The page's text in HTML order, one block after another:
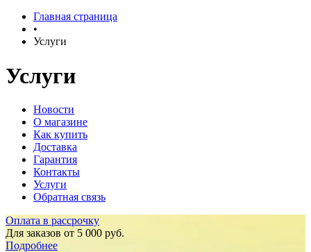
Главная страница
•
Услуги
Услуги
Новости
О магазине
Как купить
Доставка
Гарантия
Контакты
Услуги
Обратная связь
Оплата в рассрочку
Для заказов от 5 000 руб.
Подробнее